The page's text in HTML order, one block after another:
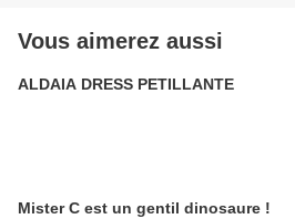
Vous aimerez aussi
ALDAIA DRESS PETILLANTE
Mister C est un gentil dinosaure !